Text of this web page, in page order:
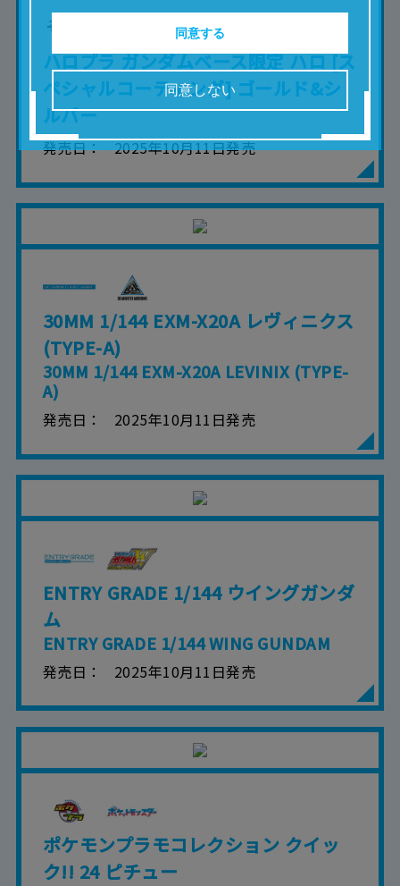
ハロプラ ガンダムベース限定 ハロ [ス
ペシャルコーティング] ゴールド&シ
ルバー
発売日 2025年10月11日発売
30MM 1/144 EXM-X20A レヴィニクス
(TYPE-A)
30MM 1/144 EXM-X20A LEVINIX (TYPE-
A)
発売日 2025年10月11日発売
ENTRY GRADE 1/144 ウイングガンダ
ム
ENTRY GRADE 1/144 WING GUNDAM
発売日 2025年10月11日発売
ポケモンプラモコレクション クイッ
ク!! 24 ピチュー
■取扱説明書及び画像等の一部または全部を私的
使用（本サービス内の意見投稿の目的での画像
等の利用を含みます。）を超えて使用（複製、
複写、改変、掲示、頒布、配信、販売、出版等
を含むがこれに限りません。）することは禁止
いたします。
■掲載している取扱説明書は、お客様が購入され
た商品に同梱されたものと異なる場合がありま
す。
内容は予告なく変更される場合があります。
■当社は、取扱説明書の正確性確保に努めており
ますが、取扱説明書の完全性を保証するもので
ご利用いただけない場合があります。
■本サービスを利用したこと、または利用できな
かったことにより利用者に何らかの損害が生じ
たとしても、当社は何らの責任を負いません。
また、本サイトを利用したことによって、利用
者の通信機器、ネットワークへの障害（コンピ
ューターウィルスに起因する障害を含みま
す。）等が生じたとしても、当社は何らの責任
■当社は、本サービスの内容・条件を予告なく変
は、本サービスの提供を終了することがありま
■本サービスのご利用にあたり、
およびその他別途当社が定める規約が
ある場合、これらに従ってご利用ください。
同意しない
同意する